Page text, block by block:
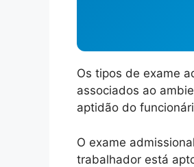
Os tipos de exame
associados ao
aptidão do
O exame
trabalhador está